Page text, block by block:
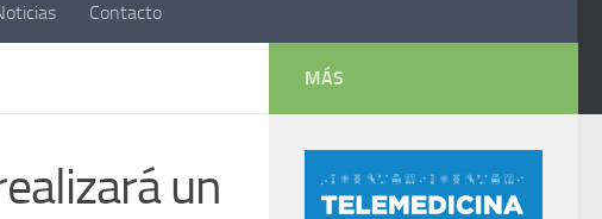
Contacto
un
MÁS